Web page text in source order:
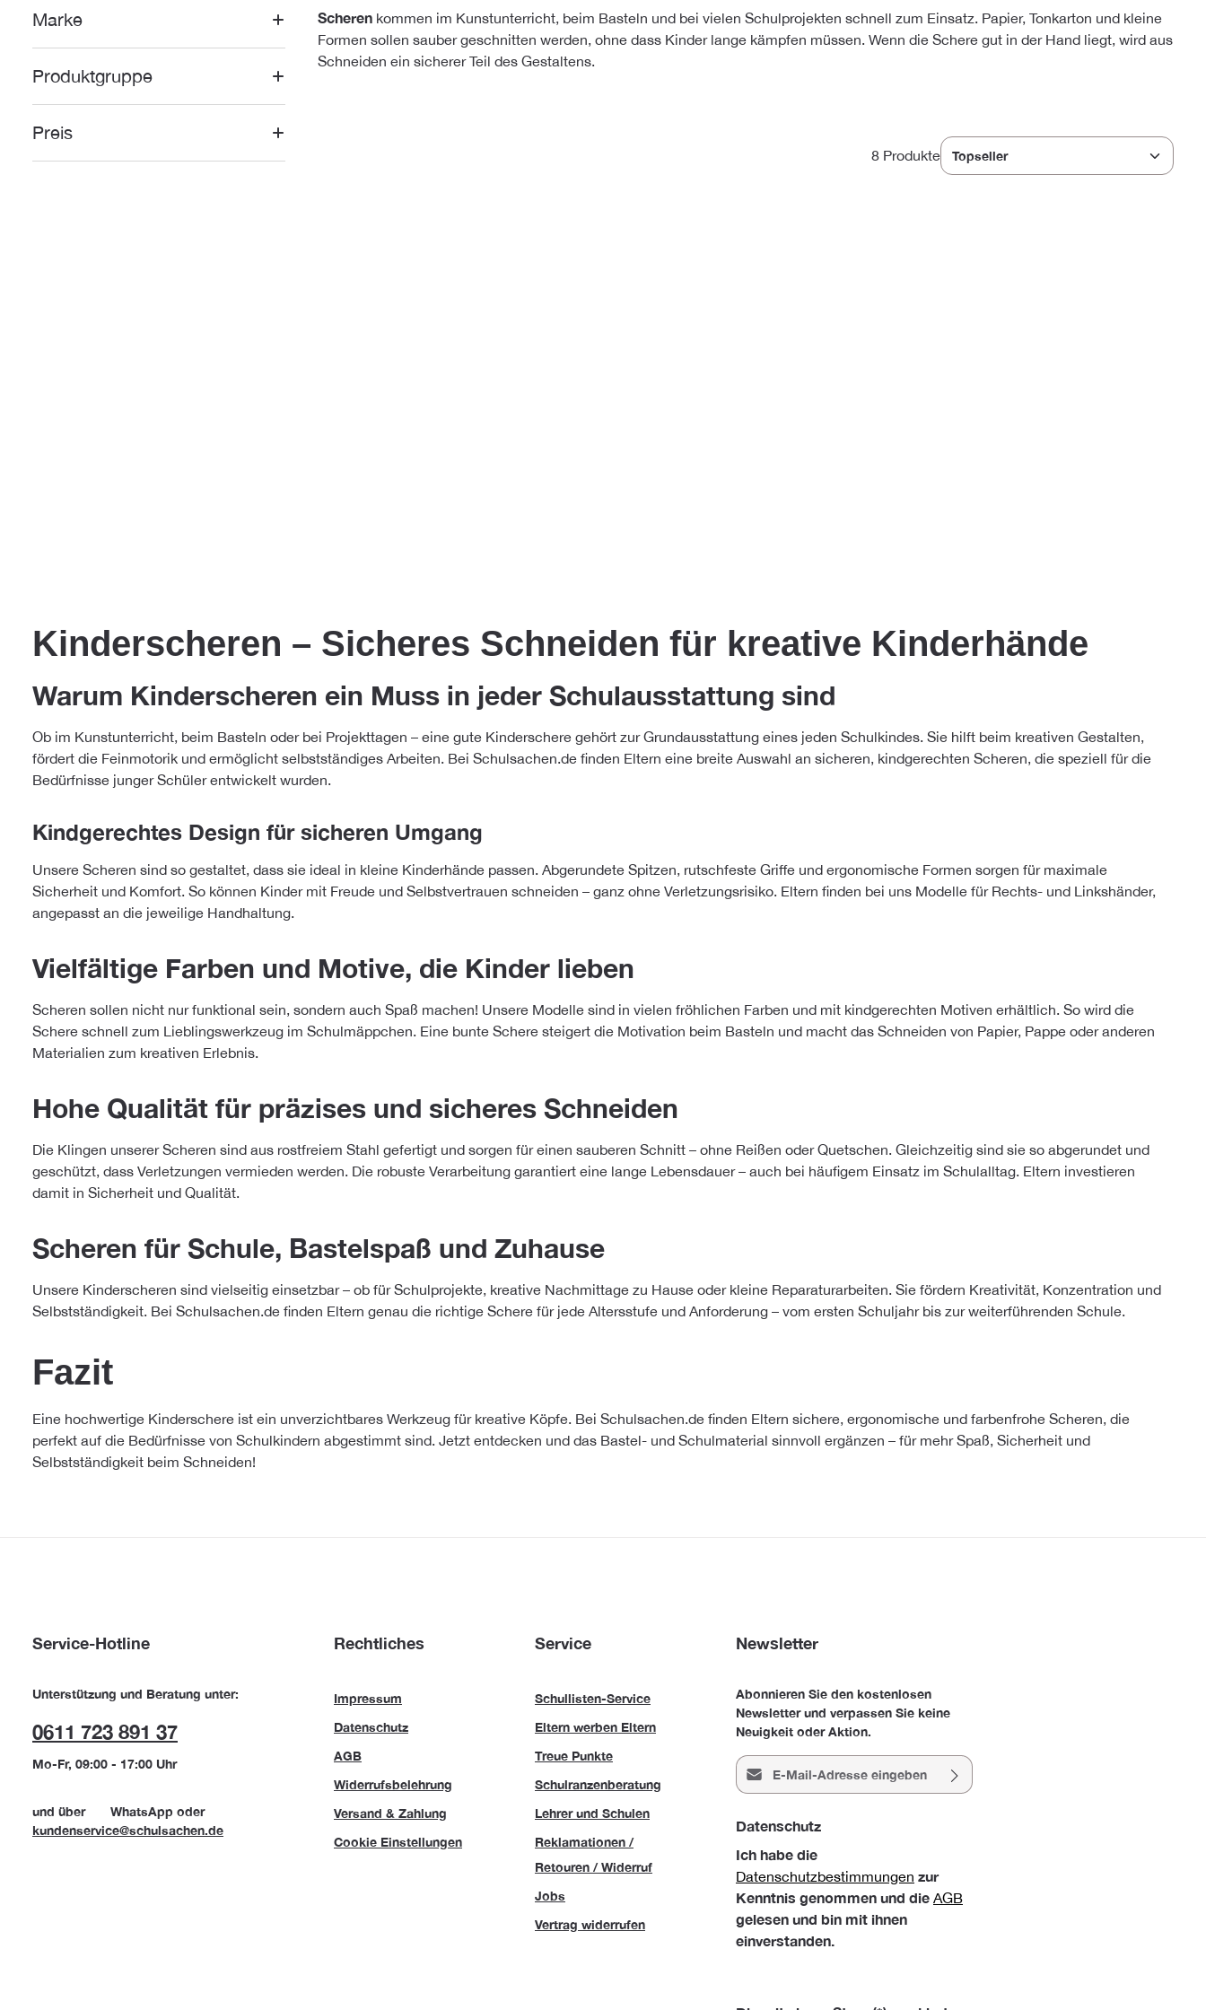
Marke
Produktgruppe
Preis
Scheren kommen im Kunstunterricht, beim Basteln und bei vielen Schulprojekten schnell zum Einsatz. Papier, Tonkarton und kleine
Formen sollen sauber geschnitten werden, ohne dass Kinder lange kämpfen müssen. Wenn die Schere gut in der Hand liegt, wird aus
Schneiden ein sicherer Teil des Gestaltens.
8 Produkte
Kinderscheren – Sicheres Schneiden für kreative Kinderhände
Warum Kinderscheren ein Muss in jeder Schulausstattung sind
Ob im Kunstunterricht, beim Basteln oder bei Projekttagen – eine gute Kinderschere gehört zur Grundausstattung eines jeden Schulkindes. Sie hilft beim kreativen Gestalten,
fördert die Feinmotorik und ermöglicht selbstständiges Arbeiten. Bei Schulsachen.de finden Eltern eine breite Auswahl an sicheren, kindgerechten Scheren, die speziell für die
Bedürfnisse junger Schüler entwickelt wurden.
Kindgerechtes Design für sicheren Umgang
Unsere Scheren sind so gestaltet, dass sie ideal in kleine Kinderhände passen. Abgerundete Spitzen, rutschfeste Griffe und ergonomische Formen sorgen für maximale
Sicherheit und Komfort. So können Kinder mit Freude und Selbstvertrauen schneiden – ganz ohne Verletzungsrisiko. Eltern finden bei uns Modelle für Rechts- und Linkshänder,
angepasst an die jeweilige Handhaltung.
Vielfältige Farben und Motive, die Kinder lieben
Scheren sollen nicht nur funktional sein, sondern auch Spaß machen! Unsere Modelle sind in vielen fröhlichen Farben und mit kindgerechten Motiven erhältlich. So wird die
Schere schnell zum Lieblingswerkzeug im Schulmäppchen. Eine bunte Schere steigert die Motivation beim Basteln und macht das Schneiden von Papier, Pappe oder anderen
Materialien zum kreativen Erlebnis.
Hohe Qualität für präzises und sicheres Schneiden
Die Klingen unserer Scheren sind aus rostfreiem Stahl gefertigt und sorgen für einen sauberen Schnitt – ohne Reißen oder Quetschen. Gleichzeitig sind sie so abgerundet und
geschützt, dass Verletzungen vermieden werden. Die robuste Verarbeitung garantiert eine lange Lebensdauer – auch bei häufigem Einsatz im Schulalltag. Eltern investieren
damit in Sicherheit und Qualität.
Scheren für Schule, Bastelspaß und Zuhause
Unsere Kinderscheren sind vielseitig einsetzbar – ob für Schulprojekte, kreative Nachmittage zu Hause oder kleine Reparaturarbeiten. Sie fördern Kreativität, Konzentration und
Selbstständigkeit. Bei Schulsachen.de finden Eltern genau die richtige Schere für jede Altersstufe und Anforderung – vom ersten Schuljahr bis zur weiterführenden Schule.
Fazit
Eine hochwertige Kinderschere ist ein unverzichtbares Werkzeug für kreative Köpfe. Bei Schulsachen.de finden Eltern sichere, ergonomische und farbenfrohe Scheren, die
perfekt auf die Bedürfnisse von Schulkindern abgestimmt sind. Jetzt entdecken und das Bastel- und Schulmaterial sinnvoll ergänzen – für mehr Spaß, Sicherheit und
Selbstständigkeit beim Schneiden!
Service-Hotline
Unterstützung und Beratung unter:
0611 723 891 37
Mo-Fr, 09:00 - 17:00 Uhr
und über WhatsApp oder
kundenservice@schulsachen.de
Rechtliches
Impressum
Datenschutz
AGB
Widerrufsbelehrung
Versand & Zahlung
Cookie Einstellungen
Service
Schullisten-Service
Eltern werben Eltern
Treue Punkte
Schulranzenberatung
Lehrer und Schulen
Reklamationen /
Retouren / Widerruf
Jobs
Vertrag widerrufen
Newsletter
Abonnieren Sie den kostenlosen
Newsletter und verpassen Sie keine
Neuigkeit oder Aktion.
E-Mail-Adresse*
Datenschutz
Ich habe die
Datenschutzbestimmungen zur
Kenntnis genommen und die AGB
gelesen und bin mit ihnen
einverstanden.